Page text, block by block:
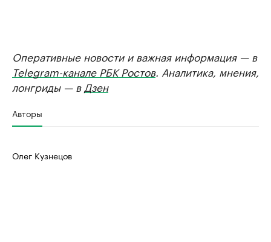
Оперативные новости и важная информация — в
Telegram-канале РБК Ростов. Аналитика, мнения,
лонгриды — в Дзен
Авторы
Олег Кузнецов